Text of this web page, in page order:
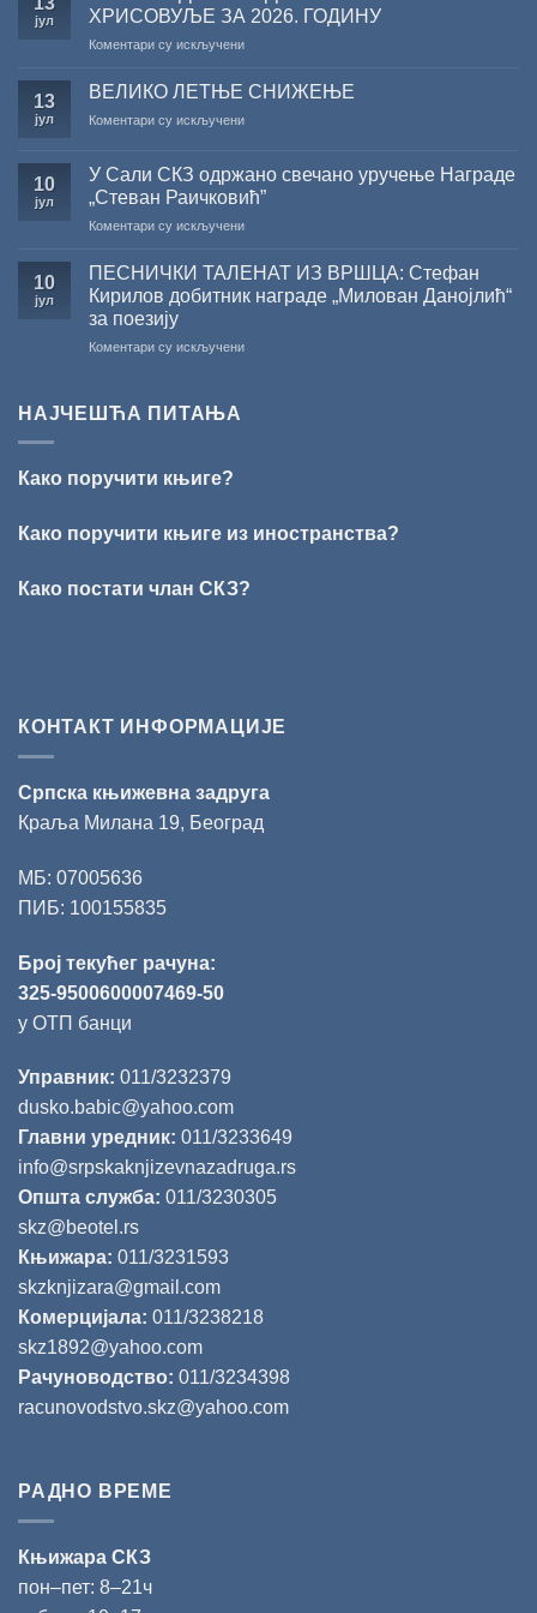
резултата
конкурса
Министарства
за
капиталних
на
српском
јул
ХРИСОВУЉЕ ЗА 2026. ГОДИНУ
Коментари су искљученина
РАДОЈЧИЋ
ЖИЧКЕ
2026.
ГОДИНУ
13
јул
ВЕЛИКО ЛЕТЊЕ СНИЖЕЊЕ
Коментари су искљученина
СНИЖЕЊЕ
10
јул
У Сали СКЗ одржано свечано уручење Награде
„Стеван Раичковић”
Коментари су искљученина
Сали
одржано
уручење
10
јул
ПЕСНИЧКИ ТАЛЕНАТ ИЗ ВРШЦА: Стефан
Кирилов добитник награде „Милован Данојлић“
за поезију
Коментари су искљученина
„Милован
поезију
НАЈЧЕШЋА ПИТАЊА
Како поручити књиге?
Како поручити књиге из иностранства?
Како постати члан СКЗ?
КОНТАКТ ИНФОРМАЦИЈЕ
Српска књижевна задруга
Краља Милана 19, Београд
МБ: 07005636
ПИБ: 100155835
Број текућег рачуна:
325-9500600007469-50
у ОТП банци
Управник: 011/3232379
dusko.babic@yahoo.com
Главни уредник: 011/3233649
info@srpskaknjizevnazadruga.rs
Општа служба: 011/3230305
skz@beotel.rs
Књижара: 011/3231593
skzknjizara@gmail.com
Комерцијала: 011/3238218
skz1892@yahoo.com
Рачуноводство: 011/3234398
racunovodstvo.skz@yahoo.com
РАДНО ВРЕМЕ
Књижара СКЗ
пон‒пет: 8‒21ч